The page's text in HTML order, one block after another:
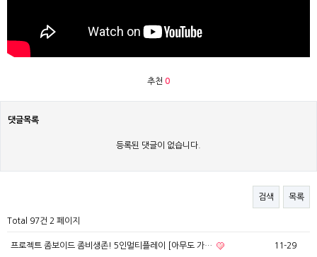
추천 0
댓글목록
등록된 댓글이 없습니다.
검색 목록
Total 97건 2 페이지
프로젝트 좀보이드 좀비생존! 5인멀티플레이 [아무도 가… 11-29